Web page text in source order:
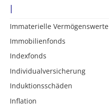
I
Immaterielle Vermögenswerte
Immobilienfonds
Indexfonds
Individualversicherung
Induktionsschäden
Inflation